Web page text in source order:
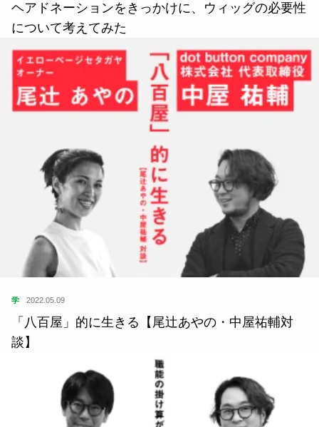
ヘアドネーションをきっかけに、ウィッグの必要性
について考えてみた
学 2022.05.09
「八百屋」的に生きる【尾辻あやの・中屋祐輔対
談】